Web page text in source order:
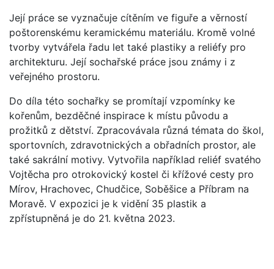
Její práce se vyznačuje cítěním ve figuře a věrností
poštorenskému keramickému materiálu. Kromě volné
tvorby vytvářela řadu let také plastiky a reliéfy pro
architekturu. Její sochařské práce jsou známy i z
veřejného prostoru.
Do díla této sochařky se promítají vzpomínky ke
kořenům, bezděčné inspirace k místu původu a
prožitků z dětství. Zpracovávala různá témata do škol,
sportovních, zdravotnických a obřadních prostor, ale
také sakrální motivy. Vytvořila například reliéf svatého
Vojtěcha pro otrokovický kostel či křížové cesty pro
Mírov, Hrachovec, Chudčice, Soběšice a Příbram na
Moravě. V expozici je k vidění 35 plastik a
zpřístupněná je do 21. května 2023.